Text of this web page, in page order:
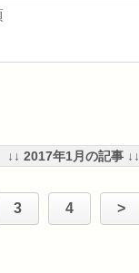
↓↓ 2017年1月の記事 ↓↓
3 4 >